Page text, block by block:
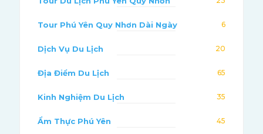
Tour Phú Yên Quy Nhơn Dài Ngày 6
Dịch Vụ Du Lịch 20
Địa Điểm Du Lịch 65
Kinh Nghiệm Du Lịch 35
Ẩm Thực Phú Yên 45